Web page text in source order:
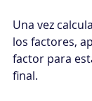
Una vez
los factores,
factor para
final.